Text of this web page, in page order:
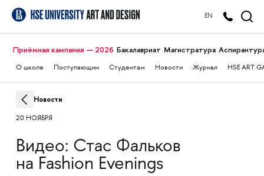
EN
Приёмная кампания — 2026 Бакалавриат Магистратура
О школе Поступающим Студентам Новости Журнал HSE ART
Новости
20 НОЯБРЯ
Видео: Стас Фальков
на Fashion Evenings